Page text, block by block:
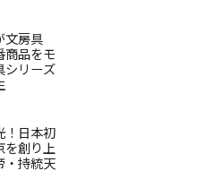
文房具
商品をモ
シリーズ
！日本初
を創り上
・持統天